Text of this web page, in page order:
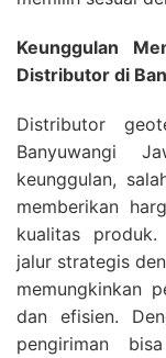
Keunggulan
Distributor di
Distributor
Banyuwangi
keunggulan,
memberikan
kualitas
jalur strategis
memungkinkan
dan efisien.
pengiriman